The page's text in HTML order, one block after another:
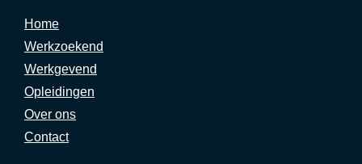
Home
Werkzoekend
Werkgevend
Opleidingen
Over ons
Contact